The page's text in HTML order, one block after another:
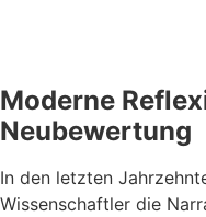
Moderne
Neubewertung
In den letzten
Wissenschaftler die